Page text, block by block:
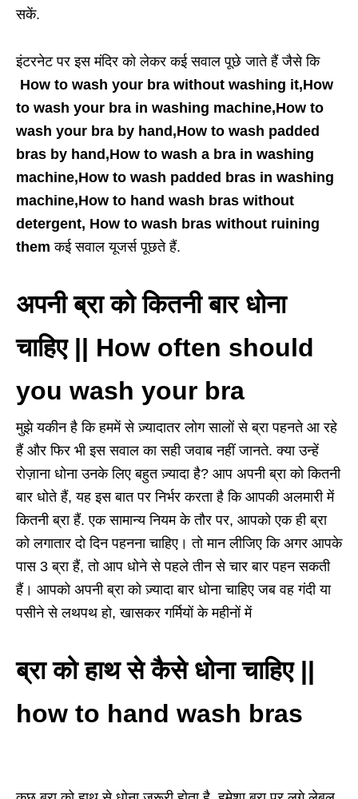
सकें.
इंटरनेट पर इस मंदिर को लेकर कई सवाल पूछे जाते हैं जैसे कि
How to wash your bra without washing it,How
to wash your bra in washing machine,How to
wash your bra by hand,How to wash padded
bras by hand,How to wash a bra in washing
machine,How to wash padded bras in washing
machine,How to hand wash bras without
detergent, How to wash bras without ruining
them कई सवाल यूजर्स पूछते हैं.
अपनी ब्रा को कितनी बार धोना
चाहिए || How often should
you wash your bra
मुझे यकीन है कि हममें से ज़्यादातर लोग सालों से ब्रा पहनते आ रहे
हैं और फिर भी इस सवाल का सही जवाब नहीं जानते. क्या उन्हें
रोज़ाना धोना उनके लिए बहुत ज़्यादा है? आप अपनी ब्रा को कितनी
बार धोते हैं, यह इस बात पर निर्भर करता है कि आपकी अलमारी में
कितनी ब्रा हैं. एक सामान्य नियम के तौर पर, आपको एक ही ब्रा
को लगातार दो दिन पहनना चाहिए। तो मान लीजिए कि अगर आपके
पास 3 ब्रा हैं, तो आप धोने से पहले तीन से चार बार पहन सकती
हैं। आपको अपनी ब्रा को ज़्यादा बार धोना चाहिए जब वह गंदी या
पसीने से लथपथ हो, खासकर गर्मियों के महीनों में
ब्रा को हाथ से कैसे धोना चाहिए ||
how to hand wash bras